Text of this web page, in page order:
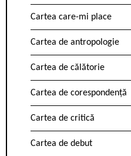
Cartea care-mi place
Cartea de antropologie
Cartea de călătorie
Cartea de corespondență
Cartea de critică
Cartea de debut